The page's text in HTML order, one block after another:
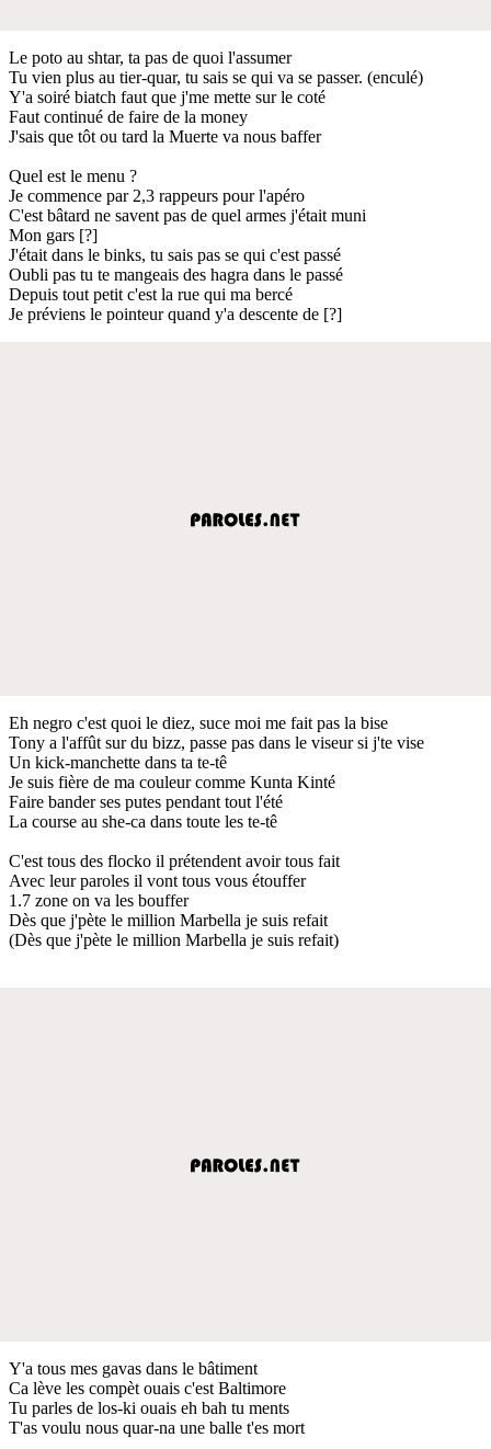
Le poto au shtar, ta pas de quoi l'assumer
Tu vien plus au tier-quar, tu sais se qui va se passer. (enculé)
Y'a soiré biatch faut que j'me mette sur le coté
Faut continué de faire de la money
J'sais que tôt ou tard la Muerte va nous baffer
Quel est le menu ?
Je commence par 2,3 rappeurs pour l'apéro
C'est bâtard ne savent pas de quel armes j'était muni
Mon gars [?]
J'était dans le binks, tu sais pas se qui c'est passé
Oubli pas tu te mangeais des hagra dans le passé
Depuis tout petit c'est la rue qui ma bercé
Je préviens le pointeur quand y'a descente de [?]
Eh negro c'est quoi le diez, suce moi me fait pas la bise
Tony a l'affût sur du bizz, passe pas dans le viseur si j'te vise
Un kick-manchette dans ta te-tê
Je suis fière de ma couleur comme Kunta Kinté
Faire bander ses putes pendant tout l'été
La course au she-ca dans toute les te-tê
C'est tous des flocko il prétendent avoir tous fait
Avec leur paroles il vont tous vous étouffer
1.7 zone on va les bouffer
Dès que j'pète le million Marbella je suis refait
(Dès que j'pète le million Marbella je suis refait)
Y'a tous mes gavas dans le bâtiment
Ca lève les compèt ouais c'est Baltimore
Tu parles de los-ki ouais eh bah tu ments
T'as voulu nous quar-na une balle t'es mort